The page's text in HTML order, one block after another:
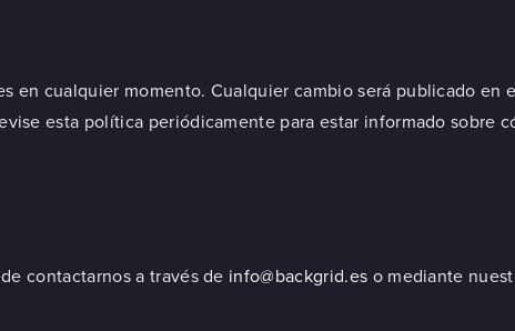
en cualquier momento. Cualquier cambio será publicado en
esta política periódicamente para estar informado sobre
contactarnos a través de info@backgrid.es o mediante